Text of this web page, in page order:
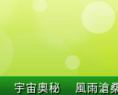
宇宙奧秘 風雨滄